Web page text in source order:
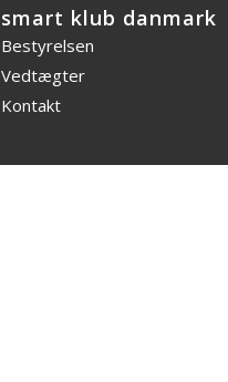
smart klub danmark
Bestyrelsen
Vedtægter
Kontakt